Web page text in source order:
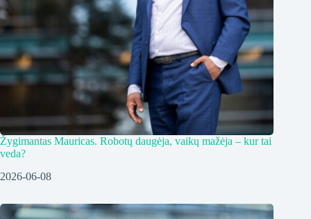
Žygimantas Mauricas. Robotų daugėja, vaikų mažėja – kur tai
veda?
2026-06-08